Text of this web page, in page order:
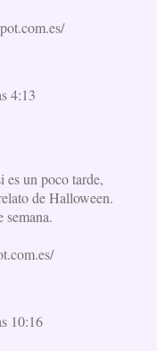
4:13
es un poco tarde,
de Halloween.
10:16